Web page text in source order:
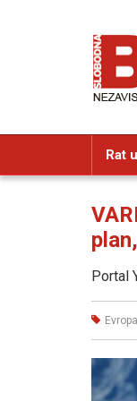
Rat
Portal
Evropa